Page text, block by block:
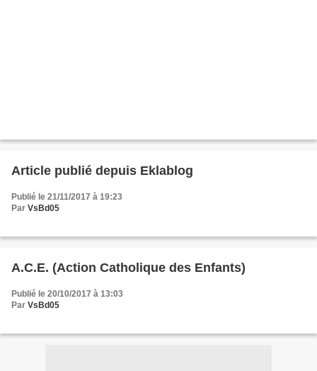
Article publié depuis Eklablog
Publié le 21/11/2017 à 19:23
Par VsBd05
A.C.E. (Action Catholique des Enfants)
Publié le 20/10/2017 à 13:03
Par VsBd05